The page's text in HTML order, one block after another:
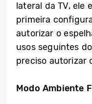
lateral da TV, ele
primeira
autorizar o
usos seguintes
preciso autorizar
Modo Ambiente